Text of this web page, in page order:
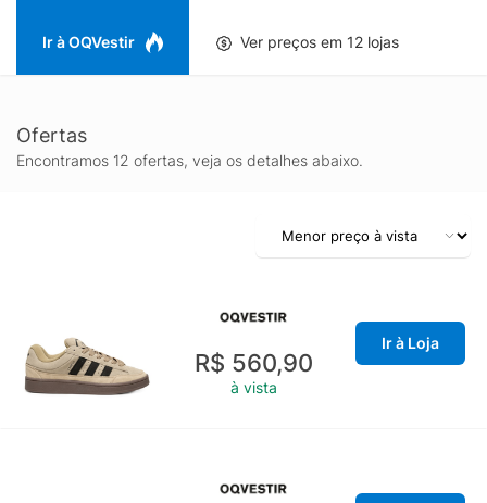
Ir à OQVestir Ver preços em 12 lojas
Ofertas
Encontramos 12 ofertas, veja os detalhes abaixo.
R$ 560,90
à vista
Ir à Loja